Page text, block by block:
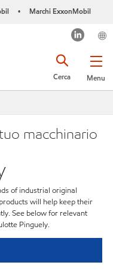
• Marchi ExxonMobil
Menu
Cerca
macchinario
of industrial original
will help keep their
See below for relevant
Pinguely.